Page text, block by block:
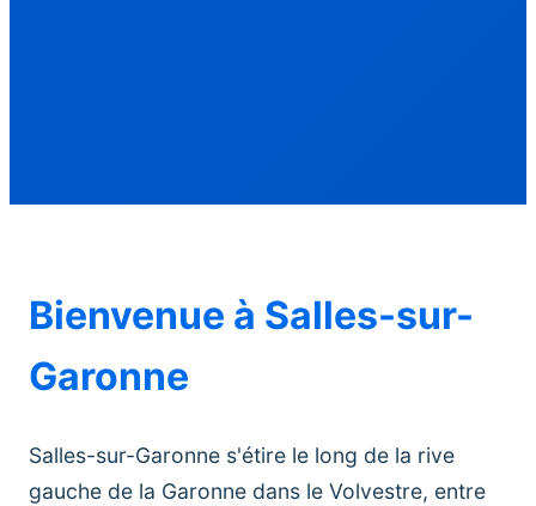
Bienvenue à Salles-sur-
Garonne
Salles-sur-Garonne s'étire le long de la rive
gauche de la Garonne dans le Volvestre, entre